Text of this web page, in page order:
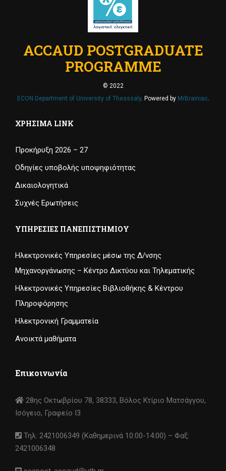
ACCAUD POSTGRADUATE
PROGRAMME
© 2022
ECON Department of University of Thesssaly. Powered by MrBrainiac.
ΧΡΉΣΙΜΑ LINK
Προκήρυξη 2026 – 27
Οδηγίες υποβολής υποψηφιότητας
Δικαιολογητικά
Συχνές Ερωτήσεις
ΥΠΗΡΕΣΊΕΣ ΠΑΝΕΠΙΣΤΗΜΊΟΥ
Ηλεκτρονικές Υπηρεσίες μέσω της Δ/νσης
Μηχανοργάνωσης – Κέντρο Δικτύου και Τηλεματικής
Ηλεκτρονικές Υπηρεσίες Βιβλιοθήκης & Κέντρου
Πληροφόρησης
Ηλεκτρονική Γραμματεία
Ανοικτά μαθήματα
Επικοινωνία
28ης Οκτωβρίου 78, 38333, Βόλος Κτίριο Ματσάγγου,
Ισόγειο, Γραφείο I3
Τηλ: 2421006349 (Καθημερινά 10:00-14:00) – Φαξ:
2421006348